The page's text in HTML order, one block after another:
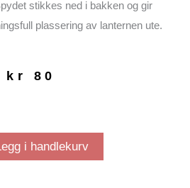
stikkes ned i bakken og gir
plassering av lanternen ute.
kr 80
i handlekurv